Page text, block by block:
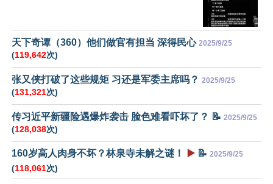
天下奇谭（360）他们做官有担当 深得民心 2025/9/25
(119,642次)
张又侠打破了这些规矩 习还是军委主席吗？ 2025/9/25
(131,321次)
传习近平新疆险遇爆炸袭击 脸色难看吓坏了？ 📝 2025/9/25
(128,038次)
160岁高人肉身不坏？林泉寺未解之谜！ ▶️ 📝 2025/9/25
(118,061次)